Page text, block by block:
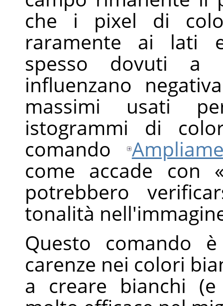
che i pixel di
raramente ai lati
spesso dovuti a
influenzano
massimi usati
istogrammi di
comando
come accade con
potrebbero
tonalità
Questo comando
carenze nei colori
a creare bianchi